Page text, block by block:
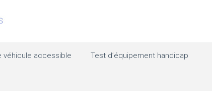
véhicule accessible Test d’équipement handicap